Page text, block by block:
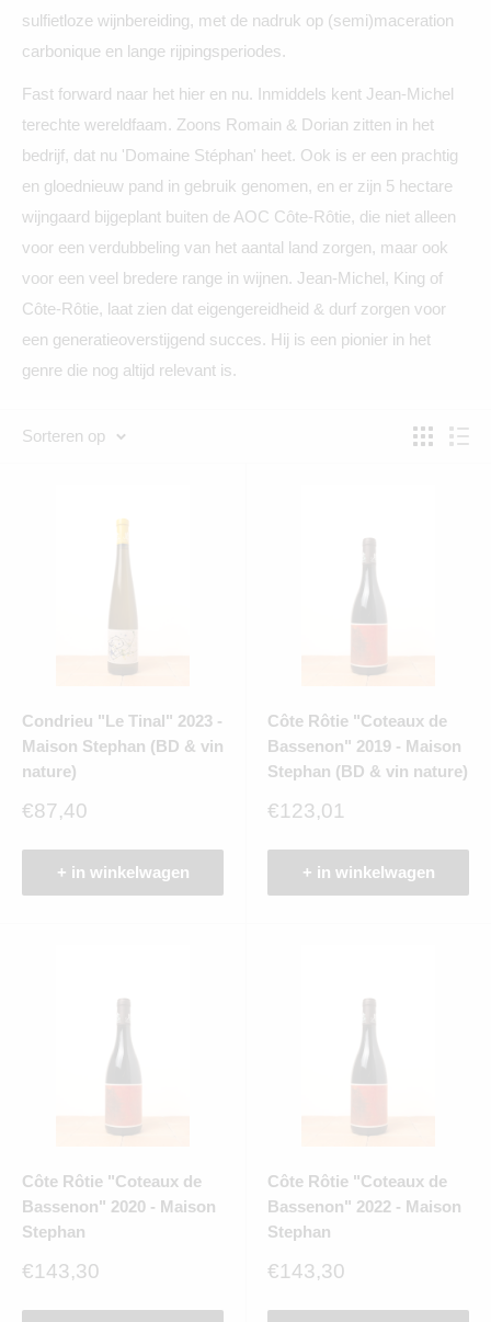
sulfietloze wijnbereiding, met de nadruk op (semi)maceration
carbonique en lange rijpingsperiodes.
Fast forward naar het hier en nu. Inmiddels kent Jean-Michel
terechte wereldfaam. Zoons Romain & Dorian zitten in het
bedrijf, dat nu 'Domaine Stéphan' heet. Ook is er een prachtig
en gloednieuw pand in gebruik genomen, en er zijn 5 hectare
wijngaard bijgeplant buiten de AOC Côte-Rôtie, die niet alleen
voor een verdubbeling van het aantal land zorgen, maar ook
voor een veel bredere range in wijnen. Jean-Michel, King of
Côte-Rôtie, laat zien dat eigengereidheid & durf zorgen voor
een generatieoverstijgend succes. Hij is een pionier in het
genre die nog altijd relevant is.
Sorteren op
Condrieu "Le Tinal" 2023 -
Maison Stephan (BD & vin
nature)
Verkoopprijs
€87,40
+ in winkelwagen
Côte Rôtie "Coteaux de
Bassenon" 2019 - Maison
Stephan (BD & vin nature)
Verkoopprijs
€123,01
+ in winkelwagen
Côte Rôtie "Coteaux de
Bassenon" 2020 - Maison
Stephan
Verkoopprijs
€143,30
Côte Rôtie "Coteaux de
Bassenon" 2022 - Maison
Stephan
Verkoopprijs
€143,30